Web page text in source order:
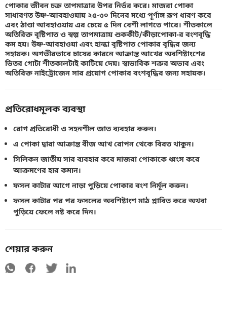
পোকার জীবন চক্র তাপমাত্রার উপর নির্ভর করে। মাজরা পোকা
সাধারণত উষ্ণ-আবহাওয়ায় ২৫-৩০ দিনের মধ্যে পূর্ণাঙ্গ রূপ ধারণ করে
এবং ঠাণ্ডা আবহাওয়ায় এর চেয়ে ৫ দিন বেশী লাগতে পারে। শীতকালে
অতিরিক্ত বৃষ্টিপাত ও স্বল্প তাপমাত্রায় শুককীট/কীড়াপোকা-র বংশবৃদ্ধি
কম হয়। উষ্ণ-আবহাওয়া এবং হাল্কা বৃষ্টিপাত পোকার বৃদ্ধির জন্য
সহায়ক। অগভীরভাবে চাষের কারনে আক্রান্ত আখের অবশিষ্টাংশের
ভিতর গোটা শীতকালটাই কাটিয়ে দেয়। স্বাভাবিক শত্রুর অভাব এবং
অতিরিক্ত নাইট্রোজেন সার প্রয়োগ পোকার বংশবৃদ্ধির জন্য সহায়ক।
প্রতিরোধমূলক ব্যবস্থা
রোগ প্রতিরোধী ও সহনশীল জাত ব্যবহার করুন।
এ পোকা দ্বারা আক্রান্ত বীজ আখ রোপন থেকে বিরত থাকুন।
সিলিকন জাতীয় সার ব্যবহার করে মাজরা পোকাকে ধ্বংস করে
আক্রমণের হার কমান।
ফসল কাটার আগে নাড়া পুড়িয়ে পোকার বংশ নির্মূল করুন।
ফসল কাটার পর পর ফসলের অবশিষ্টাংশ মাঠ প্লাবিত করে অথবা
পুড়িয়ে ফেলে নষ্ট করে দিন।
শেয়ার করুন